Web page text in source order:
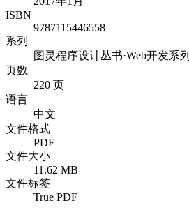
ISBN
9787115446558
系列
图灵程序设计丛书·Web开发系列
页数
220 页
语言
中文
文件格式
PDF
文件大小
11.62 MB
文件标签
True PDF